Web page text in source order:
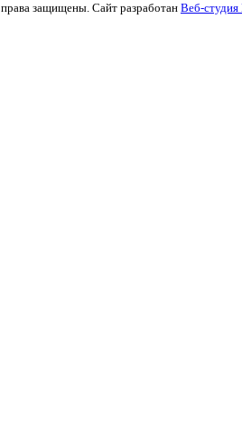
защищены. Сайт разработан Веб-студия